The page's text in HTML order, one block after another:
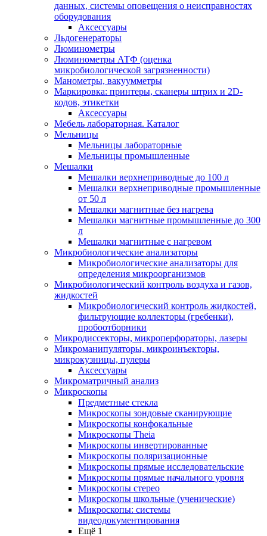
данных, системы оповещения о неисправностях
оборудования
Аксессуары
Льдогенераторы
Люминометры
Люминометры АТФ (оценка
микробиологической загрязненности)
Манометры, вакуумметры
Маркировка: принтеры, сканеры штрих и 2D-
кодов, этикетки
Аксессуары
Мебель лабораторная. Каталог
Мельницы
Мельницы лабораторные
Мельницы промышленные
Мешалки
Мешалки верхнеприводные до 100 л
Мешалки верхнеприводные промышленные
от 50 л
Мешалки магнитные без нагрева
Мешалки магнитные промышленные до 300
л
Мешалки магнитные с нагревом
Микробиологические анализаторы
Микробиологические анализаторы для
определения микроорганизмов
Микробиологический контроль воздуха и газов,
жидкостей
Микробиологический контроль жидкостей,
фильтрующие коллекторы (гребенки),
пробоотборники
Микродиссекторы, микроперфораторы, лазеры
Микроманипуляторы, микроинъекторы,
микрокузницы, пулеры
Аксессуары
Микроматричный анализ
Микроскопы
Предметные стекла
Микроскопы зондовые сканирующие
Микроскопы конфокальные
Микроскопы Theia
Микроскопы инвертированные
Микроскопы поляризационные
Микроскопы прямые исследовательские
Микроскопы прямые начального уровня
Микроскопы стерео
Микроскопы школьные (ученические)
Микроскопы: системы
видеодокументирования
Ещё 1